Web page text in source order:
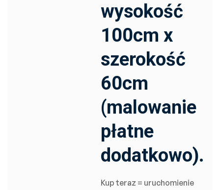
wysokość
100cm x
szerokość
60cm
(malowanie
płatne
dodatkowo).
Kup teraz = uruchomienie